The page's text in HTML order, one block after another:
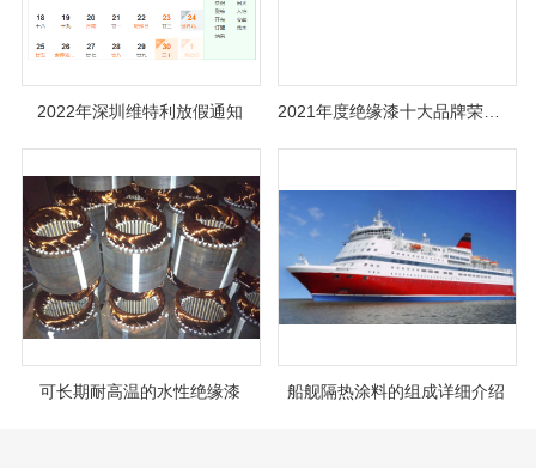
2022年深圳维特利放假通知
可长期耐高温的水性绝缘漆 船舰隔热涂料的组成详细介绍